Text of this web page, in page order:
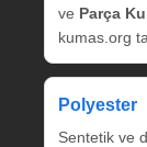
ve Parça
kumas.org
Polyester
Sentetik ve